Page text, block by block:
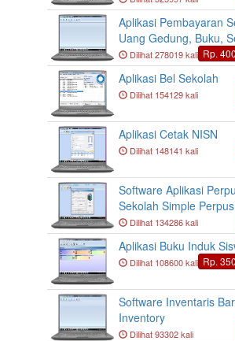
Aplikasi Pembayaran
Uang Gedung, Buku,
Dilihat 278019 kali Rp.
Aplikasi Bel Sekolah
Dilihat 154129 kali
Aplikasi Cetak NISN
Dilihat 148141 kali
Software Aplikasi
Sekolah Simple Perpus
Dilihat 134286 kali
Aplikasi Buku Induk
Dilihat 108600 kali Rp.
Software Inventaris
Inventory
Dilihat 93302 kali